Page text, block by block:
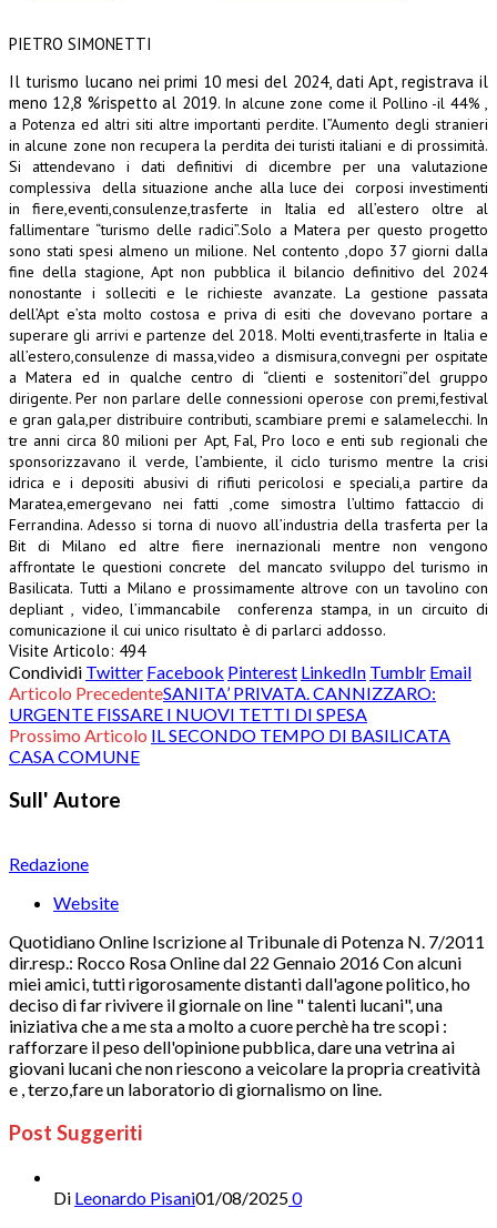
PIETRO SIMONETTI
Il turismo lucano nei primi 10 mesi del 2024, dati Apt, registrava il
meno 12,8 %rispetto al 2019. In alcune zone come il Pollino -il 44% ,
a Potenza ed altri siti altre importanti perdite.l”Aumento degli stranieri
in alcune zone non recupera la perdita dei turisti italiani e di prossimità.
Si attendevano i dati definitivi di dicembre per una valutazione
complessiva della situazione anche alla luce dei corposi investimenti
in fiere,eventi,consulenze,trasferte in Italia ed all’estero oltre al
fallimentare “turismo delle radici”.Solo a Matera per questo progetto
sono stati spesi almeno un milione. Nel contento ,dopo 37 giorni dalla
fine della stagione, Apt non pubblica il bilancio definitivo del 2024
nonostante i solleciti e le richieste avanzate.La gestione passata
dell’Apt e’sta molto costosa e priva di esiti che dovevano portare a
superare gli arrivi e partenze del 2018. Molti eventi,trasferte in Italia e
all’estero,consulenze di massa,video a dismisura,convegni per ospitate
a Matera ed in qualche centro di “clienti e sostenitori”del gruppo
dirigente.Per non parlare delle connessioni operose con premi,festival
e gran gala,per distribuire contributi, scambiare premi e salamelecchi. In
tre anni circa 80 milioni per Apt, Fal, Pro loco e enti sub regionali che
sponsorizzavano il verde, l’ambiente, il ciclo turismo mentre la crisi
idrica e i depositi abusivi di rifiuti pericolosi e speciali,a partire da
Maratea,emergevano nei fatti ,come simostra l’ultimo fattaccio di
Ferrandina.Adesso si torna di nuovo all’industria della trasferta per la
Bit di Milano ed altre fiere inernazionali mentre non vengono
affrontate le questioni concrete del mancato sviluppo del turismo in
Basilicata. Tutti a Milano e prossimamente altrove con un tavolino con
depliant , video, l’immancabile conferenza stampa, in un circuito di
comunicazione il cui unico risultato è di parlarci addosso.
Visite Articolo: 494
Condividi Twitter Facebook Pinterest LinkedIn Tumblr Email
Articolo PrecedenteSANITA’ PRIVATA. CANNIZZARO:
URGENTE FISSARE I NUOVI TETTI DI SPESA
Prossimo Articolo IL SECONDO TEMPO DI BASILICATA
CASA COMUNE
Sull' Autore
Redazione
Website
Quotidiano Online Iscrizione al Tribunale di Potenza N. 7/2011
dir.resp.: Rocco Rosa Online dal 22 Gennaio 2016 Con alcuni
miei amici, tutti rigorosamente distanti dall'agone politico, ho
deciso di far rivivere il giornale on line " talenti lucani", una
iniziativa che a me sta a molto a cuore perchè ha tre scopi :
rafforzare il peso dell'opinione pubblica, dare una vetrina ai
giovani lucani che non riescono a veicolare la propria creatività
e , terzo,fare un laboratorio di giornalismo on line.
Post Suggeriti
Di Leonardo Pisani01/08/20250